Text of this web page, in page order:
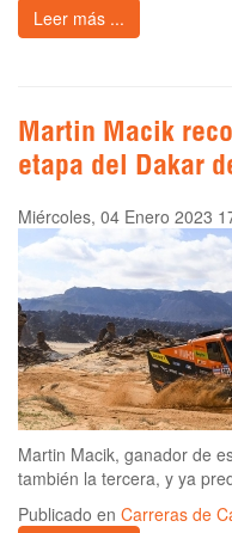
Leer más ...
Martin Macik
etapa del Dakar
Miércoles, 04 Enero 2023
Martin Macik, ganador de
también la tercera, y ya
Publicado en Carreras de